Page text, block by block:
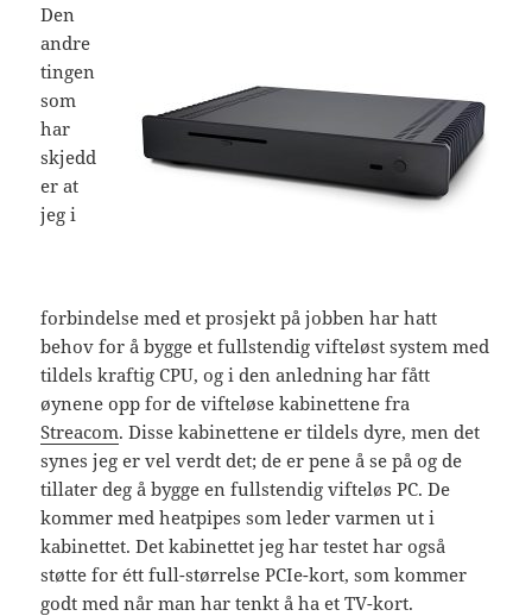
Den
andre
tingen
som
har
skjedd
er at
jeg i
forbindelse med et prosjekt på jobben har hatt
behov for å bygge et fullstendig vifteløst system med
tildels kraftig CPU, og i den anledning har fått
øynene opp for de vifteløse kabinettene fra
Streacom. Disse kabinettene er tildels dyre, men det
synes jeg er vel verdt det; de er pene å se på og de
tillater deg å bygge en fullstendig vifteløs PC. De
kommer med heatpipes som leder varmen ut i
kabinettet. Det kabinettet jeg har testet har også
støtte for étt full-størrelse PCIe-kort, som kommer
godt med når man har tenkt å ha et TV-kort.